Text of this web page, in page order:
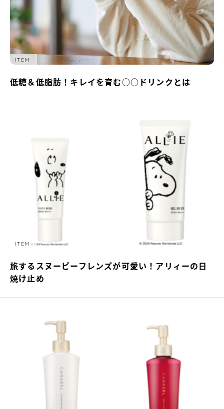
ITEM
低糖＆低脂肪！キレイを育む○○ドリンクとは
ITEM
旅するスヌーピーフレンズが可愛い！アリィーの日
焼け止め